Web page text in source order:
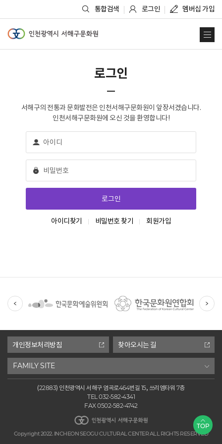
통합검색 로그인 멤버십 가입
로그인
서해구의 전통과 문화발전은 인천서해구문화원이 앞장서겠습니다.
인천서해구문화원에 오신 것을 환영합니다!
아이디찾기 비밀번호 찾기 회원가입
기
개인정보처리방침 찾아오시는 길
FAMILY SITE
(22883) 인천광역시 서해구 염곡로464번길 15, 쓰리엠타워 7층
TEL 032-582-4341
FAX 0502-582-4742
인천광역시 서해구문화원
Copyright 2022. INCHEON SEOGU CULTURAL CENTER ALL RIGHTS RESERVED
TOP